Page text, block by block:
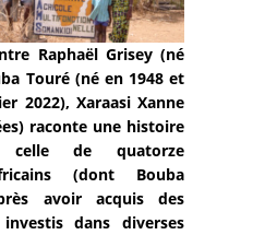
Raphaël Grisey (né
Touré (né en 1948 et
2022), Xaraasi Xanne
raconte une histoire
celle de quatorze
(dont Bouba
avoir acquis des
dans diverses